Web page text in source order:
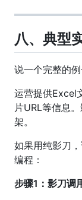
八、典型
说一个完整的
运营提供Excel
片URL等信息
架。
如果用纯影刀
编程：
步骤1：影刀调